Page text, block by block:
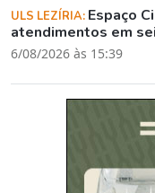
ULS LEZÍRIA: Espaço
atendimentos em
6/08/2026 às 15:39